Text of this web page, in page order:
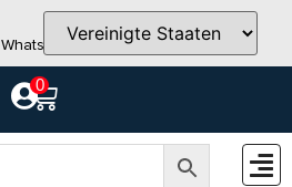
WhatsApp info@teutschtech.com
0